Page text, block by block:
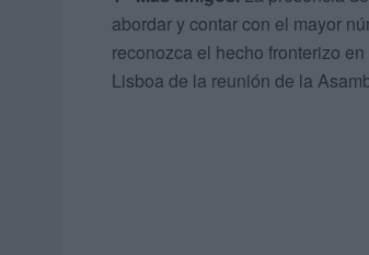
abordar y contar con el mayor
reconozca el hecho fronterizo
Lisboa de la reunión de la